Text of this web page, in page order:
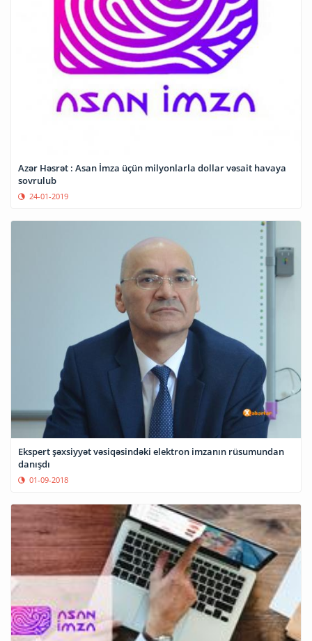
Azər Həsrət : Asan İmza üçün milyonlarla dollar vəsait havaya
sovrulub
24-01-2019
Ekspert şəxsiyyət vəsiqəsindəki elektron imzanın rüsumundan
danışdı
01-09-2018